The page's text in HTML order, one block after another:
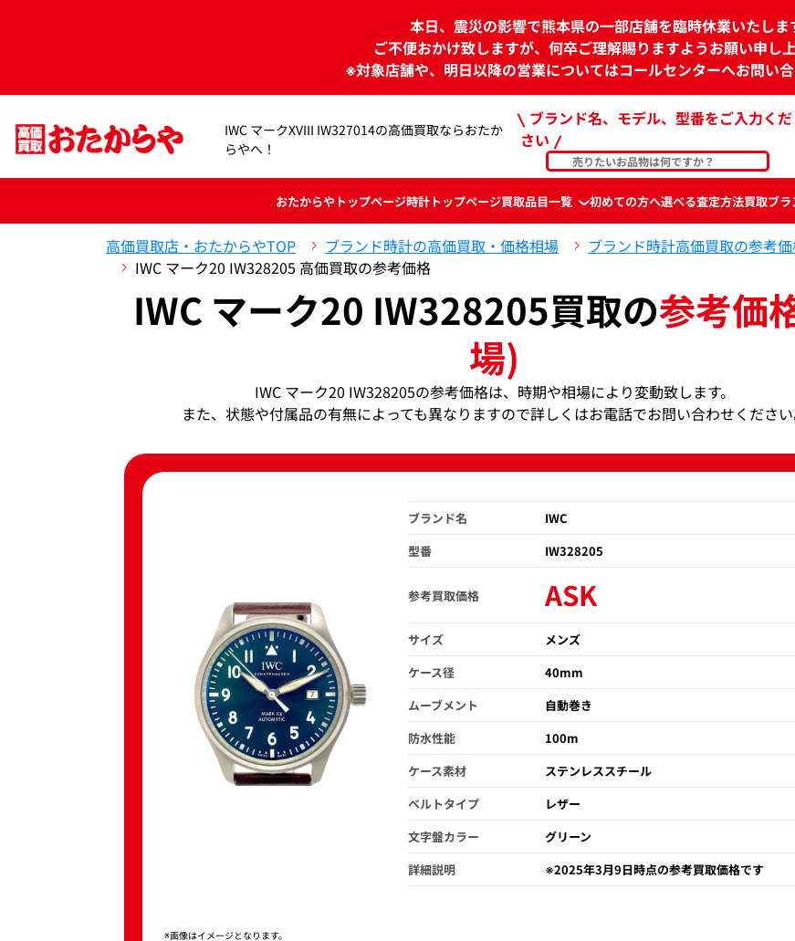
本日、震災の影響で熊本県の一部店舗を臨時休業いたしま
ご不便おかけ致しますが、何卒ご理解賜りますようお願い申し上
※対象店舗や、明日以降の営業についてはコールセンターへお問い
IWC マークXVIII IW327014の高価買取ならおたか
らやへ！
ブランド名、モデル、型番をご入力くだ
さい
おたからやトップページ時計トップページ買取品目一覧 初めての方へ選べる査定方法買取ブ
高価買取店・おたからやTOP ブランド時計の高価買取・価格相場 ブランド時計高価買取の参考
IWC マーク20 IW328205 高価買取の参考価格
IWC マーク20 IW328205買取の参考価
場)
IWC マーク20 IW328205の参考価格は、時期や相場により変動致します。
また、状態や付属品の有無によっても異なりますので詳しくはお電話でお問い合わせください
ブランド名
IWC
型番
IW328205
参考買取価格 ASK
サイズ
メンズ
ケース径
40mm
ムーブメント
自動巻き
防水性能
100m
ケース素材
ステンレススチール
ベルトタイプ
レザー
文字盤カラー
グリーン
詳細説明
※2025年3月9日時点の参考買取価格です
※画像はイメージとなります。